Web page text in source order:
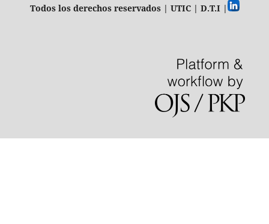
Todos los derechos reservados | UTIC | D.T.I |